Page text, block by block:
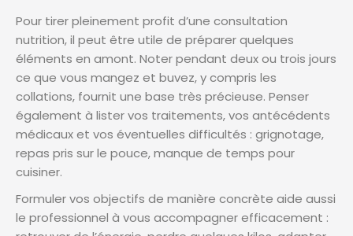
Pour tirer pleinement profit d’une consultation
nutrition, il peut être utile de préparer quelques
éléments en amont. Noter pendant deux ou trois jours
ce que vous mangez et buvez, y compris les
collations, fournit une base très précieuse. Penser
également à lister vos traitements, vos antécédents
médicaux et vos éventuelles difficultés : grignotage,
repas pris sur le pouce, manque de temps pour
cuisiner.
Formuler vos objectifs de manière concrète aide aussi
le professionnel à vous accompagner efficacement :